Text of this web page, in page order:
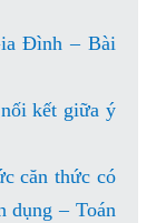
Đình – Bài
kết giữa ý
căn thức có
dụng – Toán